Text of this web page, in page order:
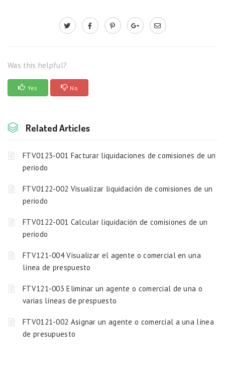
Was this helpful?
Yes No
Related Articles
FTV0123-001 Facturar liquidaciones de comisiones de un
periodo
FTV0122-002 Visualizar liquidación de comisiones de un
periodo
FTV0122-001 Calcular liquidación de comisiones de un
periodo
FTV121-004 Visualizar el agente o comercial en una
línea de prespuesto
FTV121-003 Eliminar un agente o comercial de una o
varias líneas de prespuesto
FTV0121-002 Asignar un agente o comercial a una línea
de presupuesto